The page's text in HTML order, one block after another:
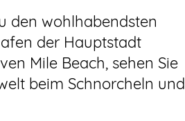
den wohlhabendsten
der Hauptstadt
Mile Beach, sehen Sie
beim Schnorcheln und